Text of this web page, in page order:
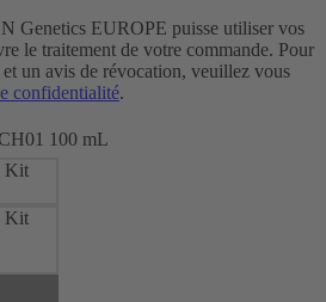
Genetics EUROPE puisse utiliser vos
le traitement de votre commande. Pour
un avis de révocation, veuillez vous
confidentialité.
100 mL